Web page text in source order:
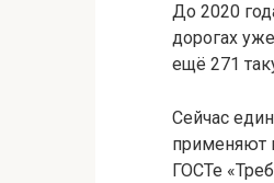
До 2020
дорогах
ещё 271
Сейчас
применяют
ГОСТе